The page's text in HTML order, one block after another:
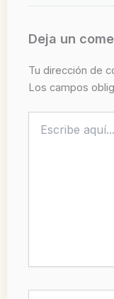
Deja un
Tu dirección de
Los campos
aquí...